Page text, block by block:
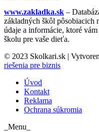
www.zakladka.sk –
základných škôl pôsobiacich
údaje a informácie, ktoré
školu pre vaše dieťa.
© 2023 Skolkari.sk |
riešenia pre biznis
Úvod
Kontakt
Reklama
Ochrana súkromia
_Menu_